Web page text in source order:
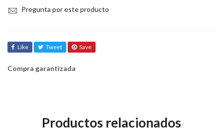
Pregunta por este producto
Like Tweet Save
Compra garantizada
Productos relacionados